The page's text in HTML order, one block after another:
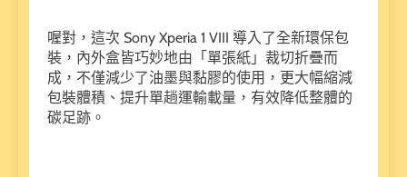
喔對，這次 Sony Xperia 1 VIII 導入了全新環保包
裝，內外盒皆巧妙地由「單張紙」裁切折疊而
成，不僅減少了油墨與黏膠的使用，更大幅縮減
包裝體積、提升單趟運輸載量，有效降低整體的
碳足跡。